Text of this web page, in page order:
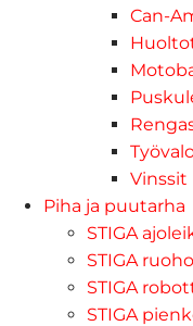
Can-
Vinssit
Piha ja puutarha
STIGA
STIGA
STIGA
STIGA